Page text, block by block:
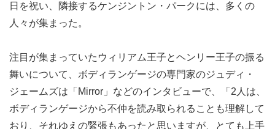
日を祝い、隣接するケンジントン・パークには、多くの
人々が集まった。
注目が集まっていたウィリアム王子とヘンリー王子の振る
舞いについて、ボディランゲージの専門家のジュディ・
ジェームズは「Mirror」などのインタビューで、「2人は、
ボディランゲージから不仲を読み取られることも理解して
おり、それゆえの緊張もあったと思いますが、とても上手